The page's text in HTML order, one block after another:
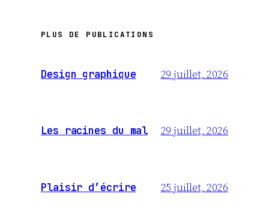
PLUS DE PUBLICATIONS
Design graphique 29 juillet, 2026
Les racines du mal 29 juillet, 2026
Plaisir d’écrire 25 juillet, 2026